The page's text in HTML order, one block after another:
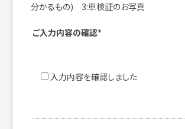
分かるもの) 3:車検証のお写真
ご入力内容の確認*
入力内容を確認しました